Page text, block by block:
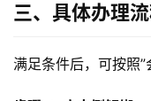
三、具体办理
满足条件后，可按照”